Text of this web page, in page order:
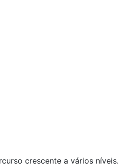
crescente a vários níveis.